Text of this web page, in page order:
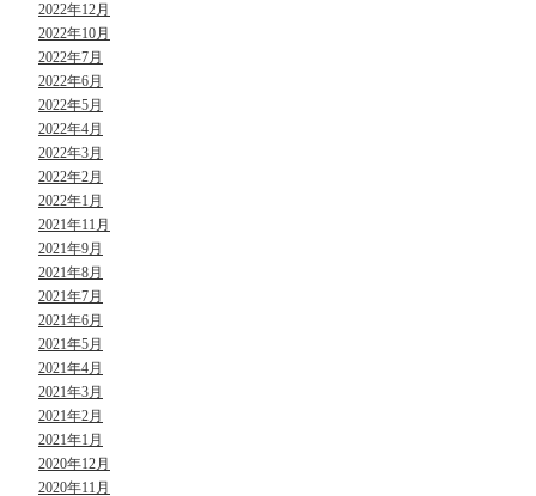
2022年12月
2022年10月
2022年7月
2022年6月
2022年5月
2022年4月
2022年3月
2022年2月
2022年1月
2021年11月
2021年9月
2021年8月
2021年7月
2021年6月
2021年5月
2021年4月
2021年3月
2021年2月
2021年1月
2020年12月
2020年11月